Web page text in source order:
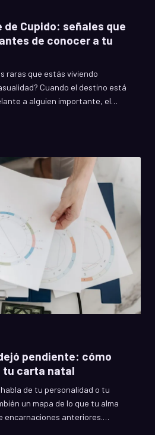
de Cupido: señales que
de conocer a tu
raras que estás viviendo
Cuando el destino está
a alguien importante, el
esas señales antes de que el
pendiente: cómo
tu carta natal
de tu personalidad o tu
un mapa de lo que tu alma
encarnaciones anteriores.